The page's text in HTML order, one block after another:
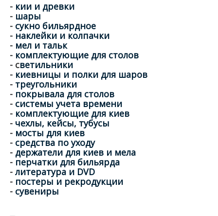
- кии и древки
- шары
- сукно бильярдное
- наклейки и колпачки
- мел и тальк
- комплектующие для столов
- светильники
- киевницы и полки для шаров
- треугольники
- покрывала для столов
- системы учета времени
- комплектующие для киев
- чехлы, кейсы, тубусы
- мосты для киев
- средства по уходу
- держатели для киев и мела
- перчатки для бильярда
- литература и DVD
- постеры и рекродукции
- сувениры